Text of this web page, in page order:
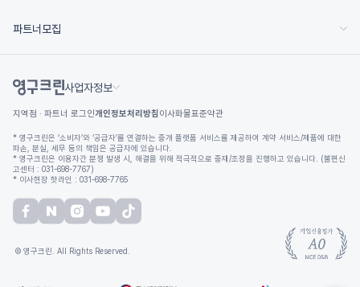
파트너모집
사업자정보
지역점 · 파트너 로그인개인정보처리방침 이사화물표준약관
* 영구크린은 ‘소비자’와 ‘공급자’를 연결하는 중개 플랫폼 서비스를 제공하여 계약 서비스/제품에 대한
파손, 분실, 세무 등의 책임은 공급자에 있습니다.
* 영구크린은 이용자간 분쟁 발생 시, 해결을 위해 적극적으로 중재/조정을 진행하고 있습니다. (불편신
고센터 : 031-698-7767)
* 이사현장 핫라인 : 031-698-7765
© 영구크린. All Rights Reserved.